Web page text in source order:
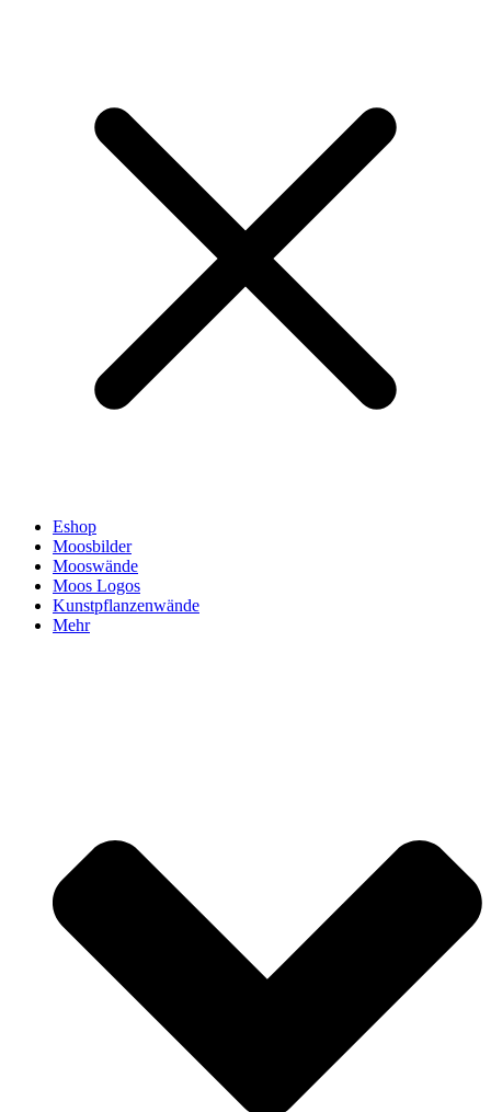
Eshop
Moosbilder
Mooswände
Moos Logos
Kunstpflanzenwände
Mehr